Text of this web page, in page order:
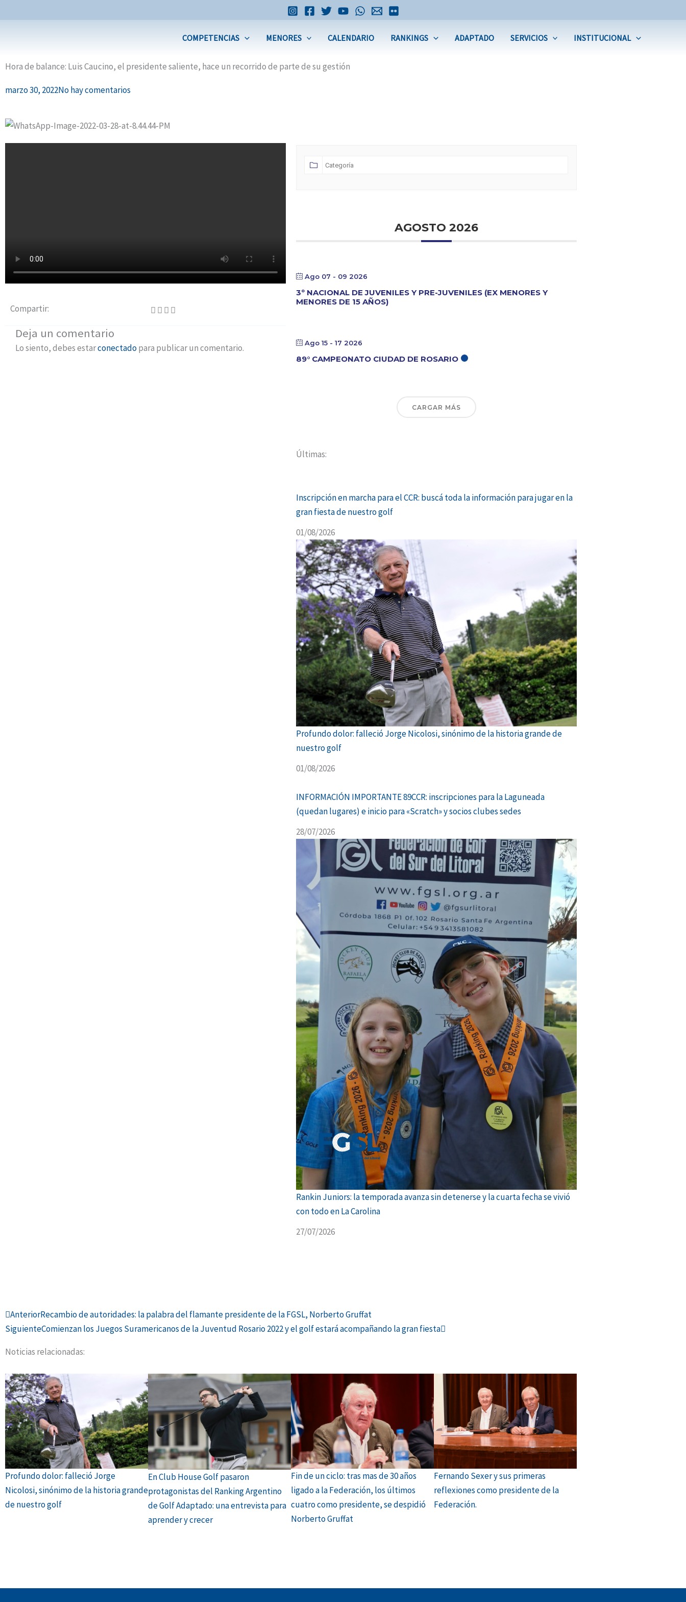
al
COMPETENCIAS MENORES CALENDARIO RANKINGS ADAPTADO SERVICIOS INSTITUCIONAL
Hora de balance: Luis Caucino, el presidente saliente, hace un recorrido de parte de su gestión
marzo 30, 2022No hay comentarios
Compartir:
Deja un comentario
Lo siento, debes estarconectadopara publicar un comentario.
AGOSTO 2026
Ago 07 - 09 2026
3º NACIONAL DE JUVENILES Y PRE-JUVENILES (EX MENORES Y
MENORES DE 15 AÑOS)
Ago 15 - 17 2026
89° CAMPEONATO CIUDAD DE ROSARIO
CARGAR MÁS
Últimas:
Inscripción en marcha para el CCR: buscá toda la información para jugar en la
gran fiesta de nuestro golf
01/08/2026
Profundo dolor: falleció Jorge Nicolosi, sinónimo de la historia grande de
nuestro golf
01/08/2026
INFORMACIÓN IMPORTANTE 89CCR: inscripciones para la Laguneada
(quedan lugares) e inicio para «Scratch» y socios clubes sedes
28/07/2026
Rankin Juniors: la temporada avanza sin detenerse y la cuarta fecha se vivió
con todo en La Carolina
27/07/2026
Ant
AnteriorRecambio de autoridades: la palabra del flamante presidente de la FGSL, Norberto Gruffat
SiguienteComienzan los Juegos Suramericanos de la Juventud Rosario 2022 y el golf estará acompañando la gran fiesta
Noticias relacionadas:
Profundo dolor: falleció Jorge
Nicolosi, sinónimo de la historia grande
de nuestro golf
En Club House Golf pasaron
protagonistas del Ranking Argentino
de Golf Adaptado: una entrevista para
aprender y crecer
Fin de un ciclo: tras mas de 30 años
ligado a la Federación, los últimos
cuatro como presidente, se despidió
Norberto Gruffat
Fernando Sexer y sus primeras
reflexiones como presidente de la
Federación.